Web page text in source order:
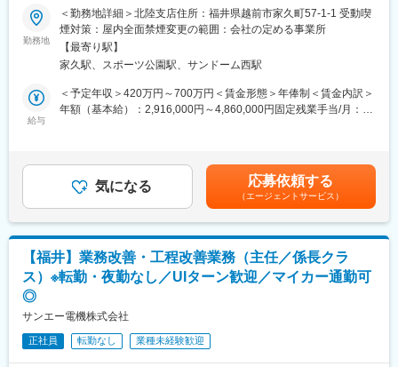
造」を進化させてまいります。
変更の範囲：会社の定める業務
＜独自のビジネスモデルで年商1,000億円の東証プライム上場企業
＞
当社は電化製品、服飾製品など日用品領域に関して、「卸売型」
＋「開発型」の独自のビジネスモデルで事業を展開しておりま
には、OEMメーカーと連携して製品開発を行い、提供するモデル
を確立しました。今でこそ多くの商社がメーカー機能を備えるべ
小回りが利き、他社ではできない機能性・付加価値にこだわった
製品開発ができます。
■当社の経営理念と社名の由来について：
『つぶれないロマンのある会社づくり』
当社の創業メンバーは、以前勤務していた会社が倒産し、それに
より多くの従業員やその家族、債権者が路頭に迷うという不幸を
経験いたしました。
につぶれない会社、働き甲斐やロマンのある会社を作ろう』と呼
びかけ、同じ志のもとに集まったメンバーで、日用雑貨品の卸売
業を行う『同志社』を創業いたしました。
中堅ゼネコンや建設会社・工務店に対し、法人営業として安全
性・効率性の高い「くさび足場緊結式部材」を使用した仮設工事
を案内して頂きます。商談成立後の職方管理・工程管理にも携わ
ります。
■取り扱い商材について：
当社が取り扱う商材は建設現場におけるいわゆる「足場」を始め
とした、「工事を安全に行うために必要なもの」となります。
■業務詳細：
・基本的にはお客様からのご連絡に対し、要望を伺うところから
のスタートです。用途・納期・費用を伺い、見積もりを作成いた
る一連の管理をしていただきます。
・足場の工事だけではなく、その他仮設部材に関してもレンタル
やリース契約など様々な形で対応が可能なため、提案余地を見つ
■入社後の流れ：
ていただき、徐々にできることを増やしていっていただきます。
勤務地
＜勤務地詳細＞北陸支店住所：福井県越前市家久町57-1-1 受動喫
煙対策：屋内全面禁煙変更の範囲：会社の定める事業所
【最寄り駅】
家久駅、スポーツ公園駅、サンドーム西駅
給与
＜予定年収＞420万円～700万円＜賃金形態＞年俸制＜賃金内訳＞
年額（基本給）：2,916,000円～4,860,000円固定残業手当/月：
給与補足＞■年収構成：基本給×12ヶ月■残業について：上記の中
に60時間分までの固定残業代が含まれます。賃金はあくまでも目
安の金額であり、選考を通じて上下する可能性があります。月給
(月額)は固定手当を含めた表記です。
気になる 応募依頼する
（エージェントサービス）
【福井】業務改善・工程改善業務（主任／係長クラ
ス）※転勤・夜勤なし／UIターン歓迎／マイカー通勤可
◎
サンエー電機株式会社
正社員 転勤なし 業種未経験歓迎